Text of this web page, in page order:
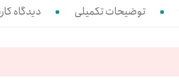
توضیحات تکمیلی دیدگاه